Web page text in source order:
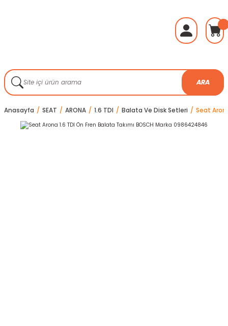
ARA
Anasayfa SEAT ARONA 1.6 TDI Balata Ve Disk Setleri Seat